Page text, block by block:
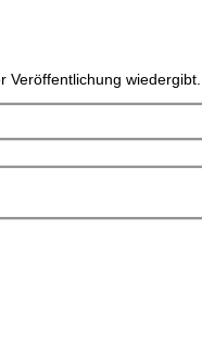
wiedergibt.